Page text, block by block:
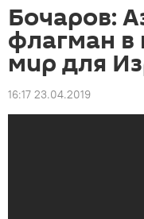
Бочаров:
флагман в
мир для
16:17 23.04.2019